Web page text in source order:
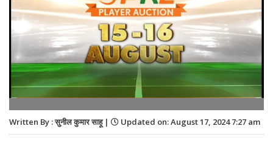
Written By : सुनील कुमार साहू | Updated on: August 17, 2024 7:27 am